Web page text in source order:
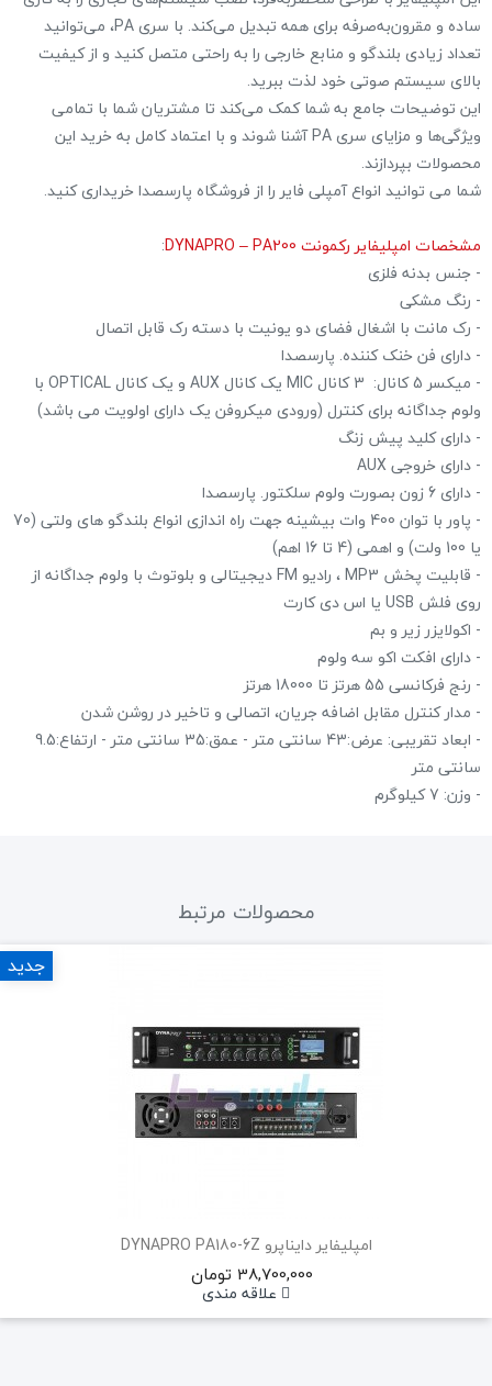
ساده و مقرون‌به‌صرفه برای همه تبدیل می‌کند. با سری PA، می‌توانید
تعداد زیادی بلندگو و منابع خارجی را به راحتی متصل کنید و از کیفیت
بالای سیستم صوتی خود لذت ببرید.
این توضیحات جامع به شما کمک می‌کند تا مشتریان شما با تمامی
ویژگی‌ها و مزایای سری PA آشنا شوند و با اعتماد کامل به خرید این
محصولات بپردازند.
شما می توانید انواع آمپلی فایر را از فروشگاه پارسصدا خریداری کنید.
مشخصات امپلیفایر رکمونت DYNAPRO – PA200
:
- جنس بدنه فلزی
- رنگ مشکی
- رک مانت با اشغال فضای دو یونیت با دسته رک قابل اتصال
- دارای فن خنک کننده. پارسصدا
- میکسر 5 کانال: 3 کانال MIC یک کانال AUX و یک کانال OPTICAL با
ولوم جداگانه برای کنترل (ورودی میکروفن یک دارای اولویت می باشد)
- دارای کلید پیش زنگ
- دارای خروجی AUX
- دارای 6 زون بصورت ولوم سلکتور. پارسصدا
- پاور با توان 400 وات بیشینه جهت راه اندازی انواع بلندگو های ولتی (70
یا 100 ولت) و اهمی (4 تا 16 اهم)
- قابلیت پخش MP3 ، رادیو FM دیجیتالی و بلوتوث با ولوم جداگانه از
روی فلش USB یا اس دی کارت
- اکولایزر زیر و بم
- دارای افکت اکو سه ولوم
- رنج فرکانسی 55 هرتز تا 18000 هرتز
- مدار کنترل مقابل اضافه جریان، اتصالی و تاخیر در روشن شدن
- ابعاد تقریبی: عرض:43 سانتی متر - عمق:35 سانتی متر - ارتفاع:9.5
سانتی متر
- وزن: 7 کیلوگرم
محصولات مرتبط
امپلیفایر دایناپرو DYNAPRO PA180-6Z
38,700,000 تومان
علاقه مندی
جدید